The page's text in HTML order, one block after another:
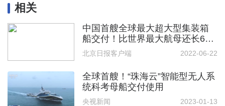
相关
中国首艘全球最大超大型集装箱
船交付！比世界最大航母还长60
多米
北京日报客户端 2022-06-22
全球首艘！“珠海云”智能型无人系
统科考母船交付使用
央视新闻 2023-01-13